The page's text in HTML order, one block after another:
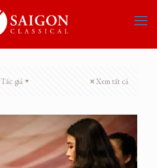
Tác giả Xem tất cả